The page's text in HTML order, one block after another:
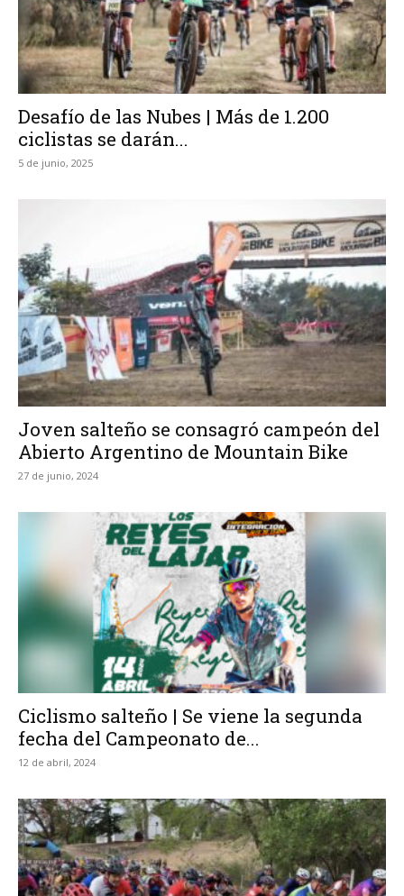
Desafío de las Nubes | Más de 1.200
ciclistas se darán...
5 de junio, 2025
Joven salteño se consagró campeón del
Abierto Argentino de Mountain Bike
27 de junio, 2024
Ciclismo salteño | Se viene la segunda
fecha del Campeonato de...
12 de abril, 2024